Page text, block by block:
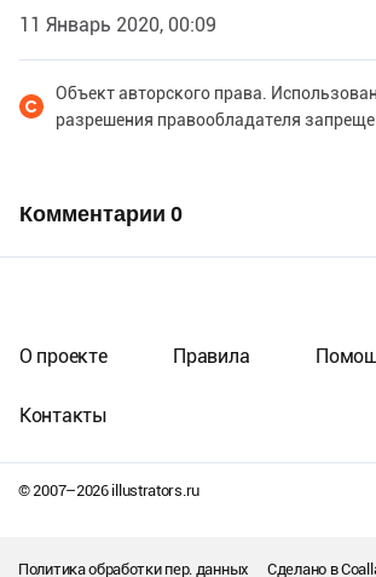
11 Январь 2020, 00:09
Объект авторского права.
разрешения правообладателя
Комментарии 0
© 2007–2026illustrators.ru
О проекте Правила
Контакты
Политика обработки пер. данных Сделано в